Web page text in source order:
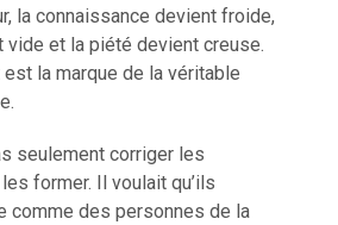
la connaissance devient froide,
vide et la piété devient creuse.
est la marque de la véritable
seulement corriger les
former. Il voulait qu’ils
comme des personnes de la